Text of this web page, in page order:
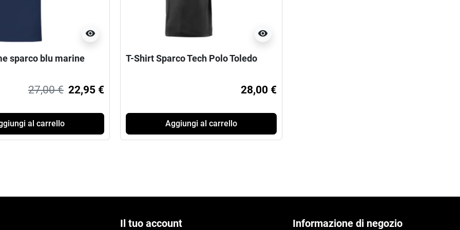
visibility
sparco blu marine
27,00 € 22,95 €
al carrello
visibility
T-Shirt Sparco Tech Polo Toledo
28,00 €
Aggiungi al carrello
Il tuo account Informazione di negozio